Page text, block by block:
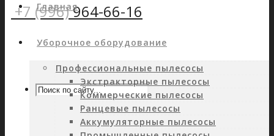
+7 (996)964-66-16
Главная
Уборочное оборудование
Профессиональные пылесосы
Экстракторные пылесосы
Коммерческие пылесосы
Ранцевые пылесосы
Аккумуляторные пылесосы